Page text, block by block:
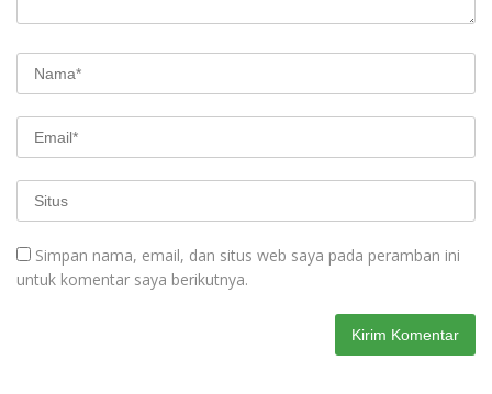
Simpan nama, email, dan situs web saya pada peramban ini
untuk komentar saya berikutnya.